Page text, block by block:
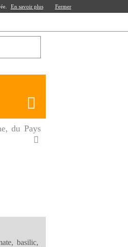
du Pays
basilic,
En savoir plus Fermer